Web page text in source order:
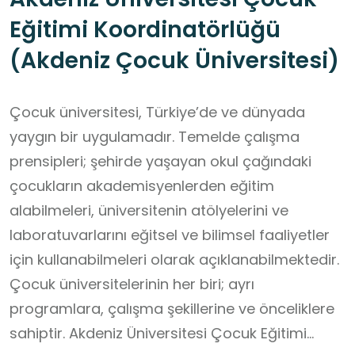
Eğitimi Koordinatörlüğü
(Akdeniz Çocuk Üniversitesi)
Çocuk üniversitesi, Türkiye’de ve dünyada
yaygın bir uygulamadır. Temelde çalışma
prensipleri; şehirde yaşayan okul çağındaki
çocukların akademisyenlerden eğitim
alabilmeleri, üniversitenin atölyelerini ve
laboratuvarlarını eğitsel ve bilimsel faaliyetler
için kullanabilmeleri olarak açıklanabilmektedir.
Çocuk üniversitelerinin her biri; ayrı
programlara, çalışma şekillerine ve önceliklere
sahiptir. Akdeniz Üniversitesi Çocuk Eğitimi